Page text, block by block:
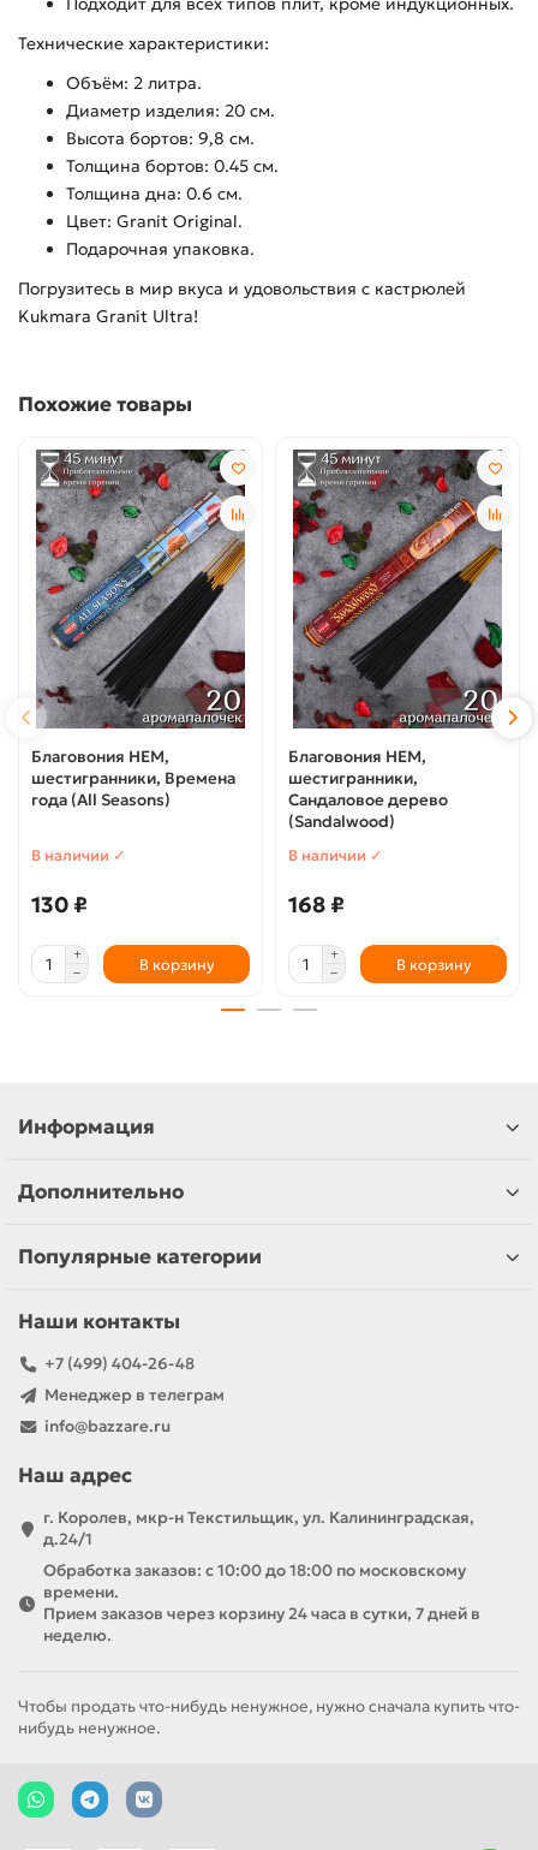
Технические характеристики:
Объём: 2 литра.
Диаметр изделия: 20 см.
Высота бортов: 9,8 см.
Толщина бортов: 0.45 см.
Толщина дна: 0.6 см.
Цвет: Granit Original.
Подарочная упаковка.
Погрузитесь в мир вкуса и удовольствия с кастрюлей
Kukmara Granit Ultra!
Похожие товары
Благовония HEM,
шестигранники, Времена
года (All Seasons)
В наличии ✓
130 ₽
В корзину
Благовония HEM,
шестигранники,
Сандаловое дерево
(Sandalwood)
В наличии ✓
168 ₽
В корзину
Информация
Дополнительно
Популярные категории
Наши контакты
+7 (499) 404-26-48
Менеджер в телеграм
info@bazzare.ru
Наш адрес
г. Королев, мкр-н Текстильщик, ул. Калининградская,
д.24/1
Обработка заказов: с 10:00 до 18:00 по московскому
времени.
Прием заказов через корзину 24 часа в сутки, 7 дней в
неделю.
Чтобы продать что-нибудь ненужное, нужно сначала купить что-
нибудь ненужное.